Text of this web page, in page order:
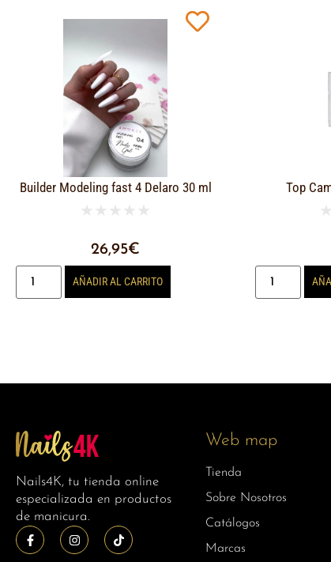
Builder Modeling fast 4 Delaro 30 ml
★ ★ ★ ★ ★
26,95€
AÑADIR AL CARRITO
Top
★
Nails4K, tu tienda online
especializada en productos
de manicura.
Web map
Tienda
Sobre Nosotros
Catálogos
Marcas